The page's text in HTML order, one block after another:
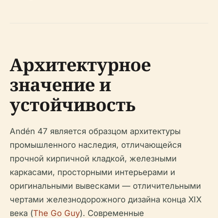
Архитектурное
значение и
устойчивость
Andén 47 является образцом архитектуры
промышленного наследия, отличающейся
прочной кирпичной кладкой, железными
каркасами, просторными интерьерами и
оригинальными вывесками — отличительными
чертами железнодорожного дизайна конца XIX
века (The Go Guy). Современные